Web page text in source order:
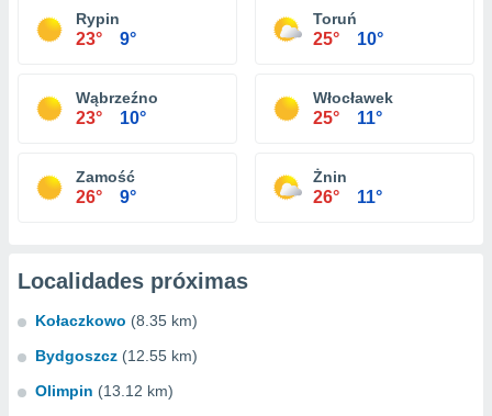
Rypin
23° 9°
Toruń
25° 10°
Wąbrzeźno
23° 10°
Włocławek
25° 11°
Zamość
26° 9°
Żnin
26° 11°
Localidades próximas
Kołaczkowo (8.35 km)
Bydgoszcz (12.55 km)
Olimpin (13.12 km)